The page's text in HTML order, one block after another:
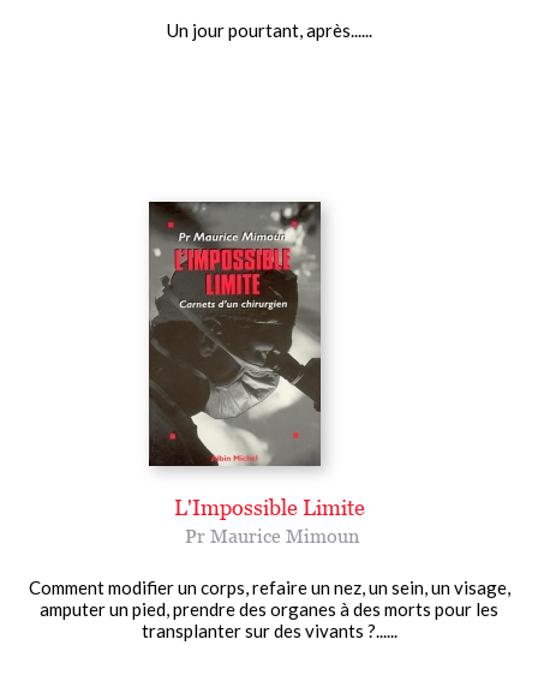
Un jour pourtant, après......
L'Impossible Limite
Pr Maurice Mimoun
Comment modifier un corps, refaire un nez, un sein, un visage,
amputer un pied, prendre des organes à des morts pour les
transplanter sur des vivants ?......